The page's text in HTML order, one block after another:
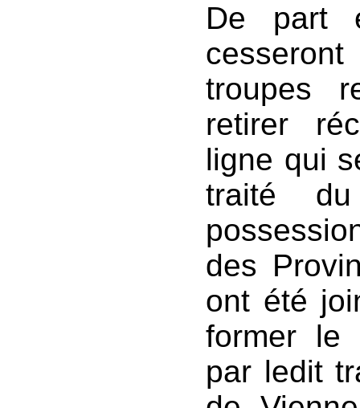
De part
troupes
retirer
ligne qui
traité
des
ont été
former le
par ledit